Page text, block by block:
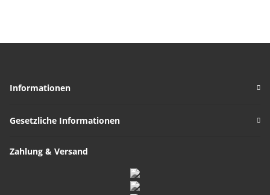
Informationen
Gesetzliche Informationen
Zahlung & Versand